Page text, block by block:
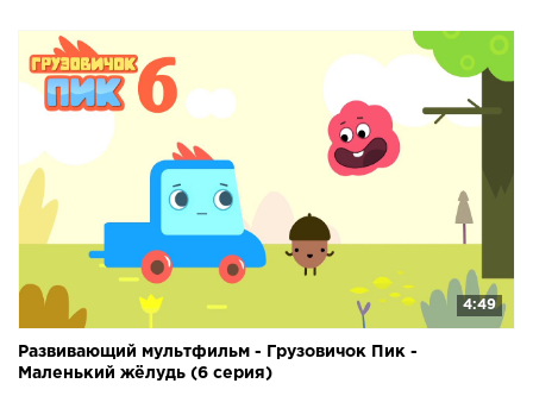
4:49
Развивающий мультфильм - Грузовичок Пик -
Маленький жёлудь (6 серия)